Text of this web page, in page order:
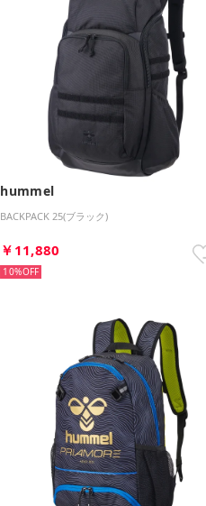
hummel
BACKPACK 25(ブラック)
￥11,880
10%